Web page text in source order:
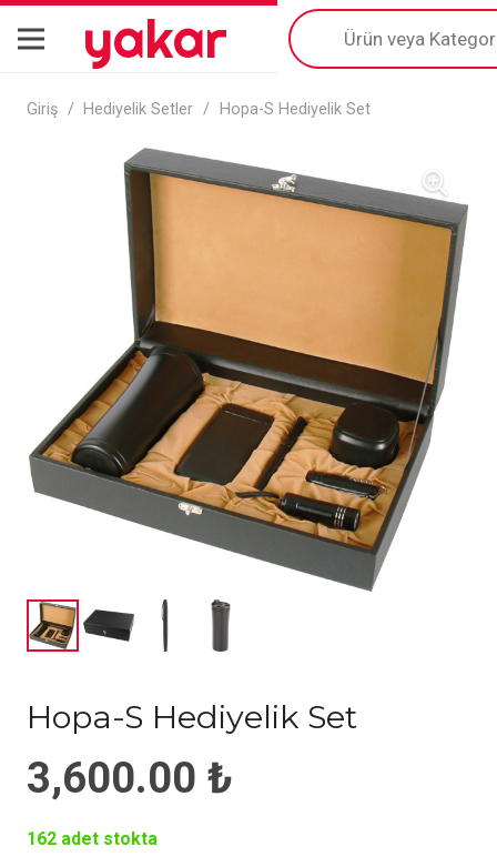
yakar
Products
search
Giriş / Hediyelik Setler / Hopa-S Hediyelik Set
Hopa-S Hediyelik Set
3,600.00 ₺
162 adet stokta